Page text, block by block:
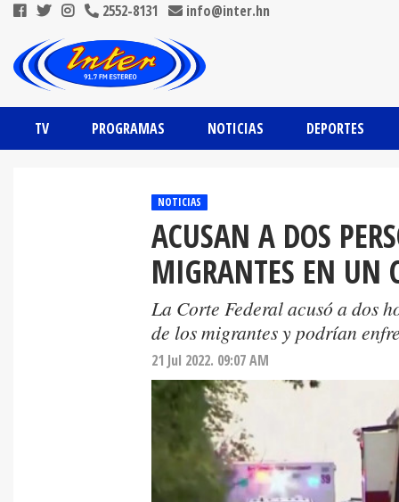
2552-8131 info@inter.hn
TV PROGRAMAS NOTICIAS DEPORTES
NOTICIAS
ACUSAN A DOS
MIGRANTES EN UN
La Corte Federal acusó a dos
de los migrantes y podrían
21 Jul 2022. 09:07 AM